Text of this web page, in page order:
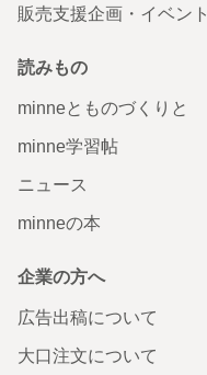
販売支援企画・イベント
読みもの
minneとものづくりと
minne学習帖
ニュース
minneの本
企業の方へ
広告出稿について
大口注文について